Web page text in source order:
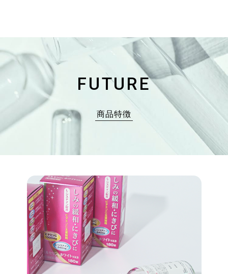
カートに入れる
FUTURE
商品特徴